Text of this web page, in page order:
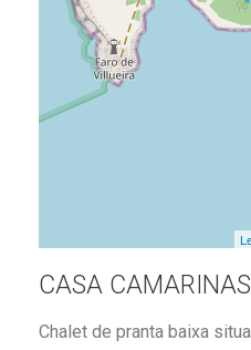
CASA CAMARINAS
Chalet de pranta baixa